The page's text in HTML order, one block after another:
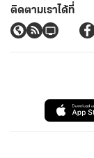
ติดตามเราได้ที่